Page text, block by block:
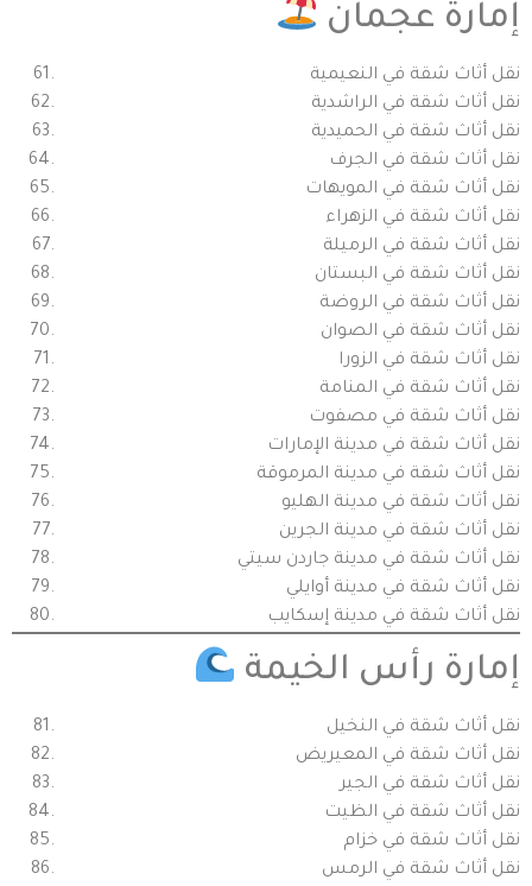
إمارة عجمان
نقل أثاث شقة في النعيمية
نقل أثاث شقة في الراشدية
نقل أثاث شقة في الحميدية
نقل أثاث شقة في الجرف
نقل أثاث شقة في المويهات
نقل أثاث شقة في الزهراء
نقل أثاث شقة في الرميلة
نقل أثاث شقة في البستان
نقل أثاث شقة في الروضة
نقل أثاث شقة في الصوان
نقل أثاث شقة في الزورا
نقل أثاث شقة في المنامة
نقل أثاث شقة في مصفوت
نقل أثاث شقة في مدينة الإمارات
نقل أثاث شقة في مدينة المرموقة
نقل أثاث شقة في مدينة الهليو
نقل أثاث شقة في مدينة الجرين
نقل أثاث شقة في مدينة جاردن سيتي
نقل أثاث شقة في مدينة أوايلي
نقل أثاث شقة في مدينة إسكايب
إمارة رأس الخيمة
نقل أثاث شقة في النخيل
نقل أثاث شقة في المعيريض
نقل أثاث شقة في الجير
نقل أثاث شقة في الظيت
نقل أثاث شقة في خزام
نقل أثاث شقة في الرمس